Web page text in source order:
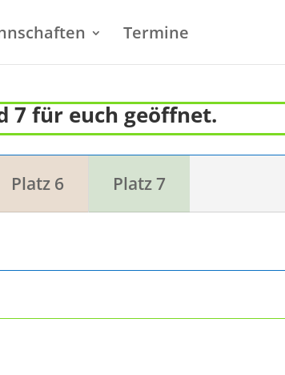
Termine
7 für euch geöffnet.
Platz 6 Platz 7